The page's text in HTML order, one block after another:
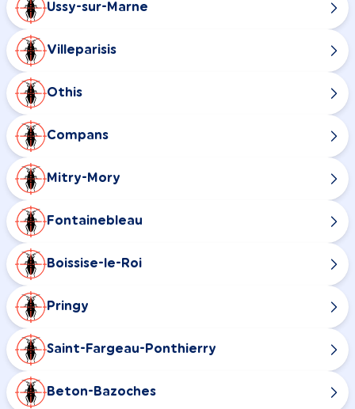
Ussy-sur-Marne
Villeparisis
Othis
Compans
Mitry-Mory
Fontainebleau
Boissise-le-Roi
Pringy
Saint-Fargeau-Ponthierry
Beton-Bazoches